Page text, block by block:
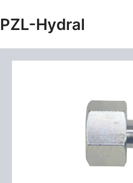
PZL-Hydral